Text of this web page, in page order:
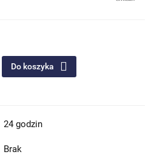
Do koszyka
24 godzin
Brak